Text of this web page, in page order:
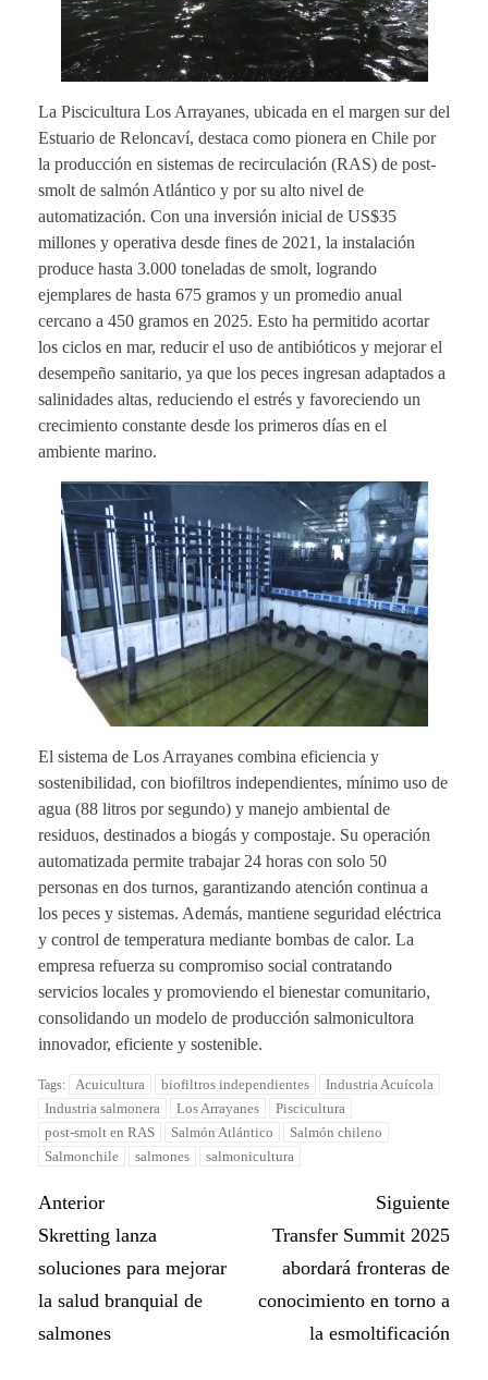
La Piscicultura Los Arrayanes, ubicada en el margen sur del
Estuario de Reloncaví, destaca como pionera en Chile por
la producción en sistemas de recirculación (RAS) de post-
smolt de salmón Atlántico y por su alto nivel de
automatización. Con una inversión inicial de US$35
millones y operativa desde fines de 2021, la instalación
produce hasta 3.000 toneladas de smolt, logrando
ejemplares de hasta 675 gramos y un promedio anual
cercano a 450 gramos en 2025. Esto ha permitido acortar
los ciclos en mar, reducir el uso de antibióticos y mejorar el
desempeño sanitario, ya que los peces ingresan adaptados a
salinidades altas, reduciendo el estrés y favoreciendo un
crecimiento constante desde los primeros días en el
ambiente marino.
El sistema de Los Arrayanes combina eficiencia y
sostenibilidad, con biofiltros independientes, mínimo uso de
agua (88 litros por segundo) y manejo ambiental de
residuos, destinados a biogás y compostaje. Su operación
automatizada permite trabajar 24 horas con solo 50
personas en dos turnos, garantizando atención continua a
los peces y sistemas. Además, mantiene seguridad eléctrica
y control de temperatura mediante bombas de calor. La
empresa refuerza su compromiso social contratando
servicios locales y promoviendo el bienestar comunitario,
consolidando un modelo de producción salmonicultora
innovador, eficiente y sostenible.
Tags: Acuicultura biofiltros independientes
Industria Acuícola
Industria salmonera
Los Arrayanes
Piscicultura
post-smolt en RAS
Salmón Atlántico
Salmón chileno
Salmonchile
salmones salmonicultura
Anterior
Skretting lanza
soluciones para mejorar
la salud branquial de
salmones
Siguiente
Transfer Summit 2025
abordará fronteras de
conocimiento en torno a
la esmoltificación